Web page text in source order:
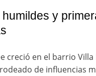
y
creció en el barrio Villa
de influencias